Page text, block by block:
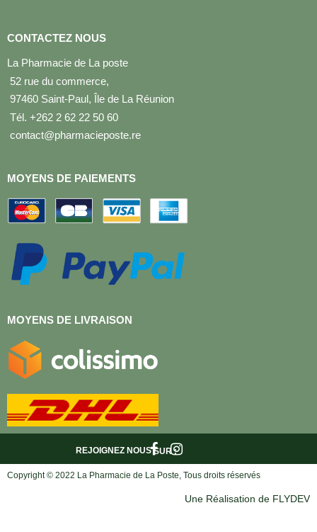
CONTACTEZ NOUS
La Pharmacie de La poste
52 rue du commerce,
97460 Saint-Paul, Île de La Réunion
Tél. +262 2 62 22 50 60
contact@pharmacieposte.re
MOYENS DE PAIEMENTS
MOYENS DE LIVRAISON
SUR :
REJOIGNEZ NOUS
Copyright © 2022 La Pharmacie de La Poste, Tous droits réservés
Une Réalisation de FLYDEV